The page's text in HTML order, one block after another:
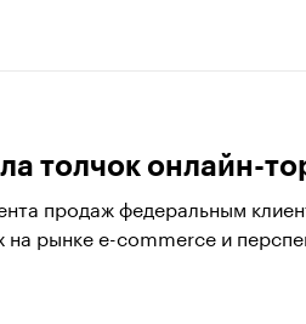
толчок онлайн-
продаж федеральным
на рынке e-commerce и